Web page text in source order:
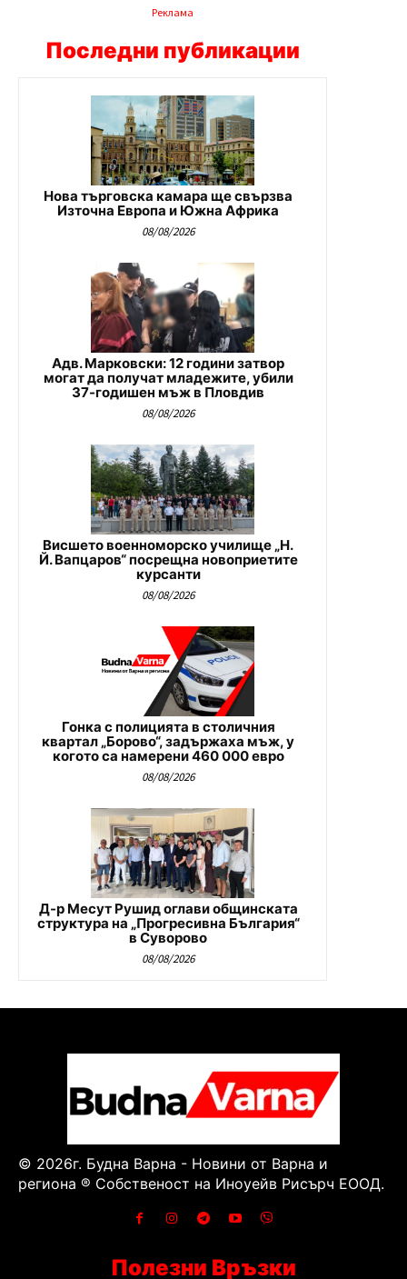
Реклама
Последни публикации
Нова търговска камара ще свързва
Източна Европа и Южна Африка
08/08/2026
Адв. Марковски: 12 години затвор
могат да получат младежите, убили
37-годишен мъж в Пловдив
08/08/2026
Висшето военноморско училище „Н.
Й. Вапцаров“ посрещна новоприетите
курсанти
08/08/2026
Гонка с полицията в столичния
квартал „Борово“, задържаха мъж, у
когото са намерени 460 000 евро
08/08/2026
Д-р Месут Рушид оглави общинската
структура на „Прогресивна България“
в Суворово
08/08/2026
© 2026г. Будна Варна - Новини от Варна и
региона ® Собственост на Иноуейв Рисърч ЕООД.
Полезни Връзки